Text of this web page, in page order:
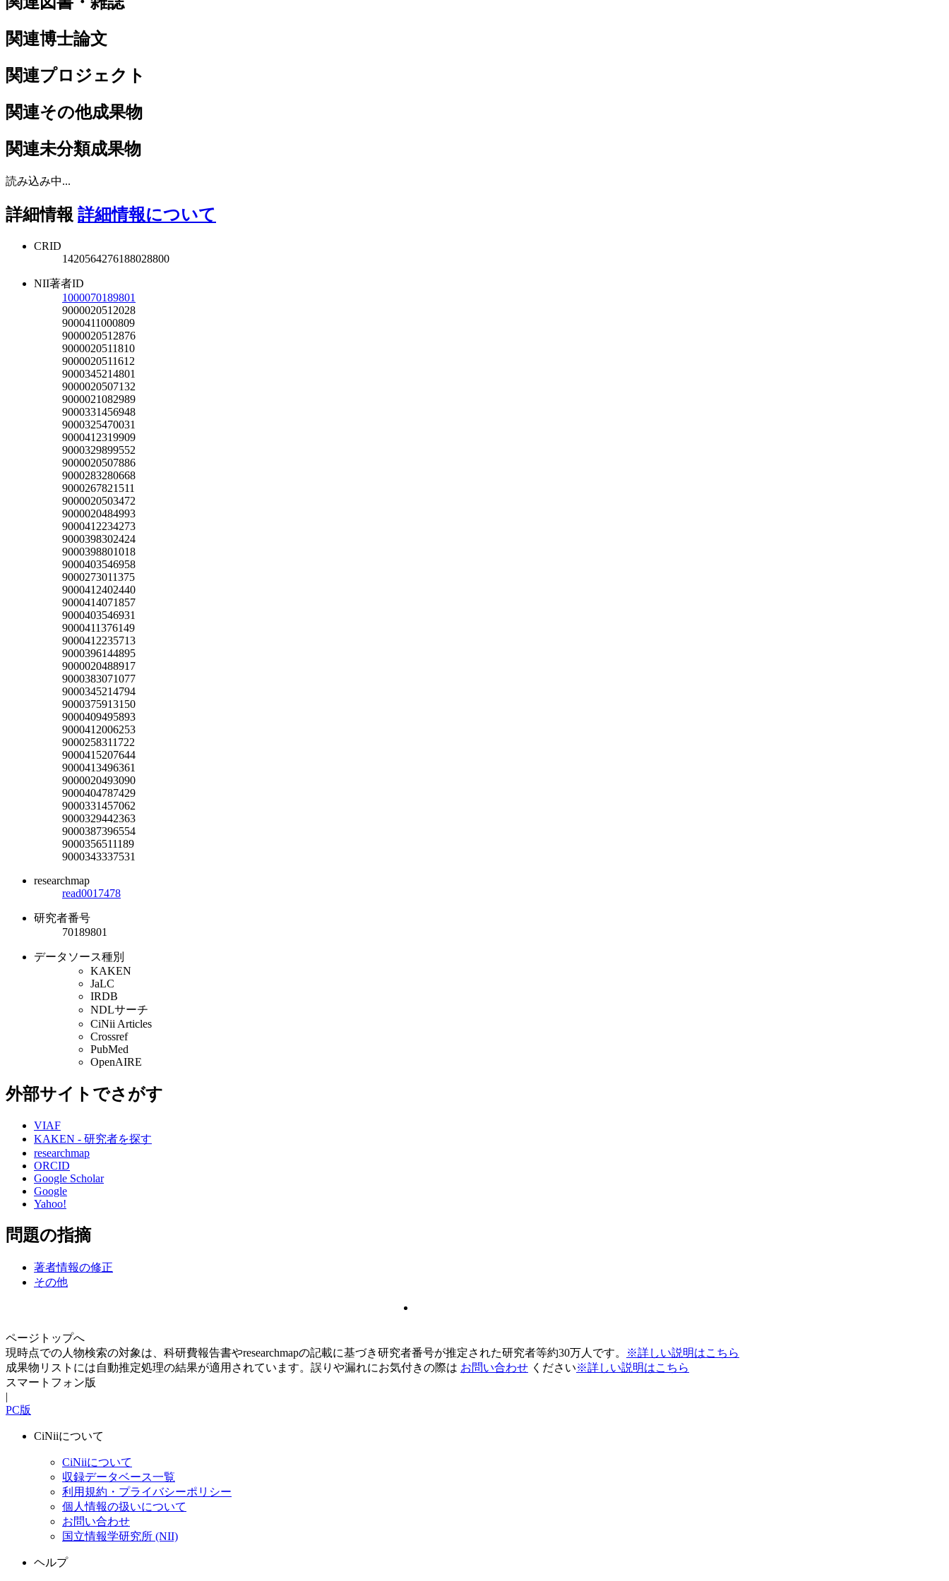
関連博士論文
関連プロジェクト
関連その他成果物
関連未分類成果物
読み込み中...
詳細情報 詳細情報について
CRID
1420564276188028800
NII著者ID
1000070189801
9000020512028
9000411000809
9000020512876
9000020511810
9000020511612
9000345214801
9000020507132
9000021082989
9000331456948
9000325470031
9000412319909
9000329899552
9000020507886
9000283280668
9000267821511
9000020503472
9000020484993
9000412234273
9000398302424
9000398801018
9000403546958
9000273011375
9000412402440
9000414071857
9000403546931
9000411376149
9000412235713
9000396144895
9000020488917
9000383071077
9000345214794
9000375913150
9000409495893
9000412006253
9000258311722
9000415207644
9000413496361
9000020493090
9000404787429
9000331457062
9000329442363
9000387396554
9000356511189
9000343337531
researchmap
read0017478
研究者番号
70189801
データソース種別
KAKEN
JaLC
IRDB
NDLサーチ
CiNii Articles
Crossref
PubMed
OpenAIRE
外部サイトでさがす
VIAF
KAKEN - 研究者を探す
researchmap
ORCID
Google Scholar
Google
Yahoo!
問題の指摘
著者情報の修正
その他
ページトップへ
現時点での人物検索の対象は、科研費報告書やresearchmapの記載に基づき研究者番号が推定された研究者等約30万人です。
※詳しい説明はこちら
成果物リストには自動推定処理の結果が適用されています。誤りや漏れにお気付きの際は お問い合わせ ください※詳しい説明はこちら
スマートフォン版
|
PC版
CiNiiについて
CiNiiについて
収録データベース一覧
利用規約・プライバシーポリシー
個人情報の扱いについて
お問い合わせ
国立情報学研究所 (NII)
ヘルプ